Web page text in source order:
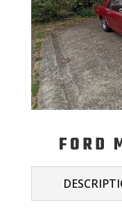
FORD